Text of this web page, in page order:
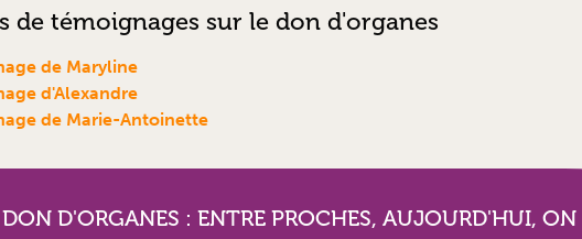
de témoignages sur le don d'organes
de Maryline
d'Alexandre
de Marie-Antoinette
D'ORGANES : ENTRE PROCHES, AUJOURD'HUI, ON